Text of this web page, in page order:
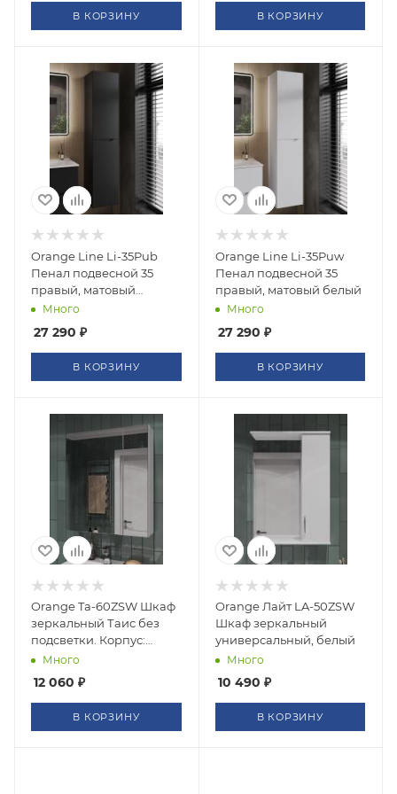
В КОРЗИНУ В КОРЗИНУ
Orange Line Li-35Pub
Пенал подвесной 35
правый, матовый
черный
Много
27 290 ₽
В КОРЗИНУ
Orange Line Li-35Puw
Пенал подвесной 35
правый, матовый белый
Много
27 290 ₽
В КОРЗИНУ
Orange Ta-60ZSW Шкаф
зеркальный Таис без
подсветки. Корпус:
ЛДСП, две зеркальные
дверки, доводчики,
корпус ЛДСП, пленка
ПВХ, цвет - белый
глянец. Габариты
Много
12 060 ₽
В КОРЗИНУ
Orange Лайт LA-50ZSW
Шкаф зеркальный
универсальный, белый
Много
10 490 ₽
В КОРЗИНУ